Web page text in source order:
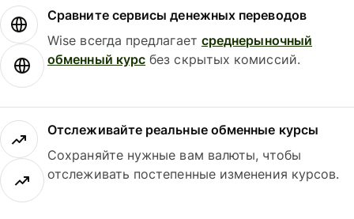
Сравните сервисы денежных переводов
Wise всегда предлагает среднерыночный
обменный курс без скрытых комиссий.
Отслеживайте реальные обменные курсы
Сохраняйте нужные вам валюты, чтобы
отслеживать постепенные изменения курсов.